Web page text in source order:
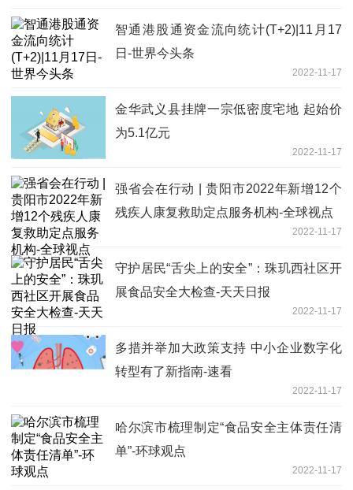
智通港股通资金流向统计(T+2)|11月17
日-世界今头条
2022-11-17
金华武义县挂牌一宗低密度宅地 起始价
为5.1亿元
2022-11-17
强省会在行动 | 贵阳市2022年新增12个
残疾人康复救助定点服务机构-全球视点
2022-11-17
守护居民“舌尖上的安全”：珠玑西社区开
展食品安全大检查-天天日报
2022-11-17
多措并举加大政策支持 中小企业数字化
转型有了新指南-速看
2022-11-17
哈尔滨市梳理制定“食品安全主体责任清
单”-环球观点
2022-11-17